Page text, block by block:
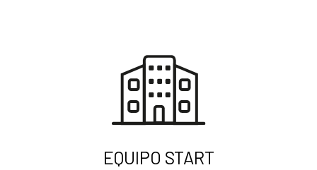
EQUIPO START